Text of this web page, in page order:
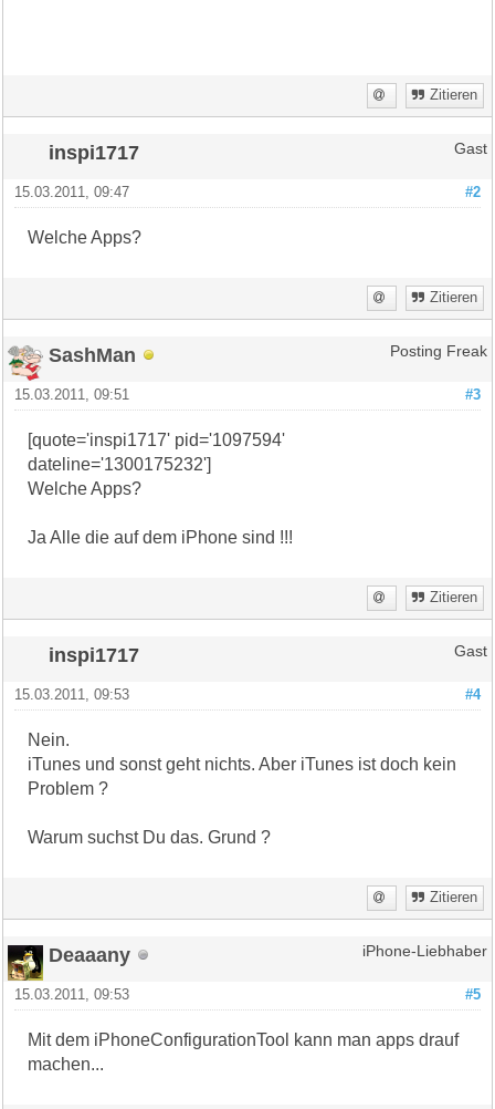
Zitieren
inspi1717 Gast
#2
15.03.2011, 09:47
Welche Apps?
Zitieren
SashMan Posting Freak
#3
15.03.2011, 09:51
[quote='inspi1717' pid='1097594'
dateline='1300175232']
Welche Apps?
Ja Alle die auf dem iPhone sind !!!
Zitieren
inspi1717 Gast
#4
15.03.2011, 09:53
Nein.
iTunes und sonst geht nichts. Aber iTunes ist doch kein
Problem ?
Warum suchst Du das. Grund ?
Zitieren
Deaaany iPhone-Liebhaber
#5
15.03.2011, 09:53
Mit dem iPhoneConfigurationTool kann man apps drauf
machen...